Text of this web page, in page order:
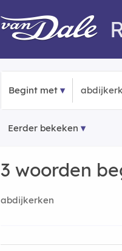
Begint met
Eerder bekeken
3 woorden
abdijkerken